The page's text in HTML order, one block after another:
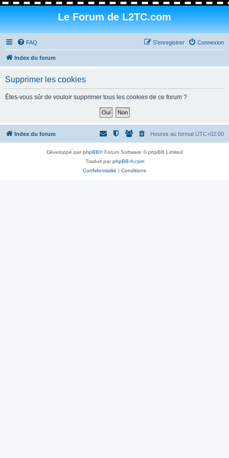
Le Forum de L2TC.com
FAQ Connexion
S’enregistrer
Index du forum
Supprimer les cookies
Êtes-vous sûr de vouloir supprimer tous les cookies de ce forum ?
Index du forum Heures au format UTC+02:00
Développé parphpBB® Forum Software © phpBB Limited
Traduit parphpBB-fr.com
Confidentialité | Conditions